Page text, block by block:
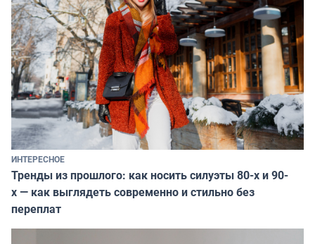
ИНТЕРЕСНОЕ
Тренды из прошлого: как носить силуэты 80-х и 90-
х — как выглядеть современно и стильно без
переплат